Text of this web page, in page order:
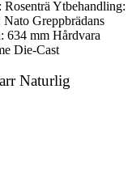
Ytbehandling:
Greppbrädans
634 mm Hårdvara
Die-Cast
Naturlig